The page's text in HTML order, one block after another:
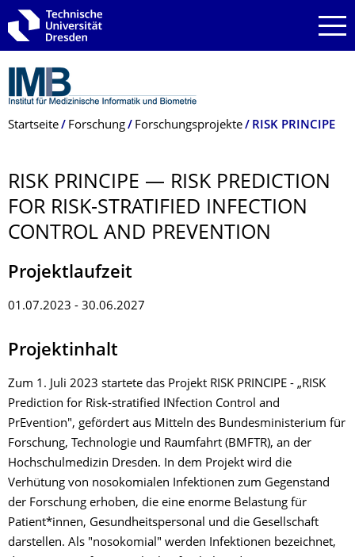
Zur Hauptnavigation springen
Zur Suche springen
Zum Inhalt springen
Breadcrumb-Menü
Startseite Forschung Forschungsprojekte RISK PRINCIPE
RISK PRINCIPE — RISK PREDICTION
FOR RISK-STRATIFIED INFECTION
CONTROL AND PREVENTION
Projektlaufzeit
01.07.2023 - 30.06.2027
Projektinhalt
Zum 1. Juli 2023 startete das Projekt RISK PRINCIPE - „RISK
Prediction for Risk-stratified INfection Control and
PrEvention", gefördert aus Mitteln des Bundesministerium für
Forschung, Technologie und Raumfahrt (BMFTR), an der
Hochschulmedizin Dresden. In dem Projekt wird die
Verhütung von nosokomialen Infektionen zum Gegenstand
der Forschung erhoben, die eine enorme Belastung für
Patient*innen, Gesundheitspersonal und die Gesellschaft
darstellen. Als "nosokomial" werden Infektionen bezeichnet,